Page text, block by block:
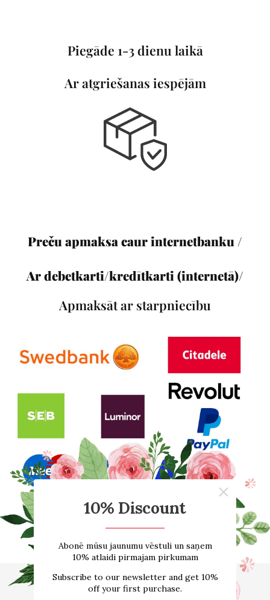
Piegāde 1-3 dienu laikā
Ar atgriešanas iespējām
Preču apmaksa caur internetbanku /
Ar debetkarti/kredītkarti (internetā)/
Apmaksāt ar starpniecību
E-VEIKALS Par mums